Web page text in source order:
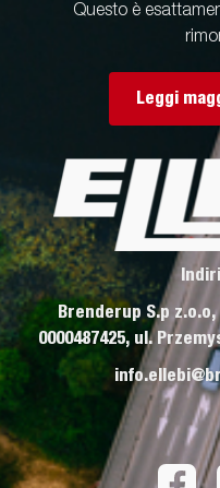
Questo è
Leggi
Brenderup S.p
0000487425, ul.